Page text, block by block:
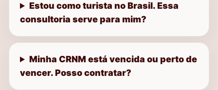
Estou como turista no Brasil. Essa
consultoria serve para mim?
Minha CRNM está vencida ou perto de
vencer. Posso contratar?